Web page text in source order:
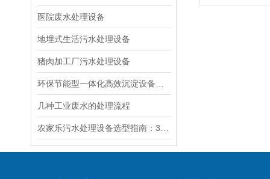
医院废水处理设备
地埋式生活污水处理设备
猪肉加工厂污水处理设备
几种工业废水的处理流程